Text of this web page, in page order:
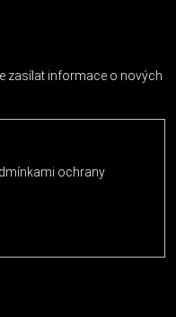
zasílat informace o nových
ochrany